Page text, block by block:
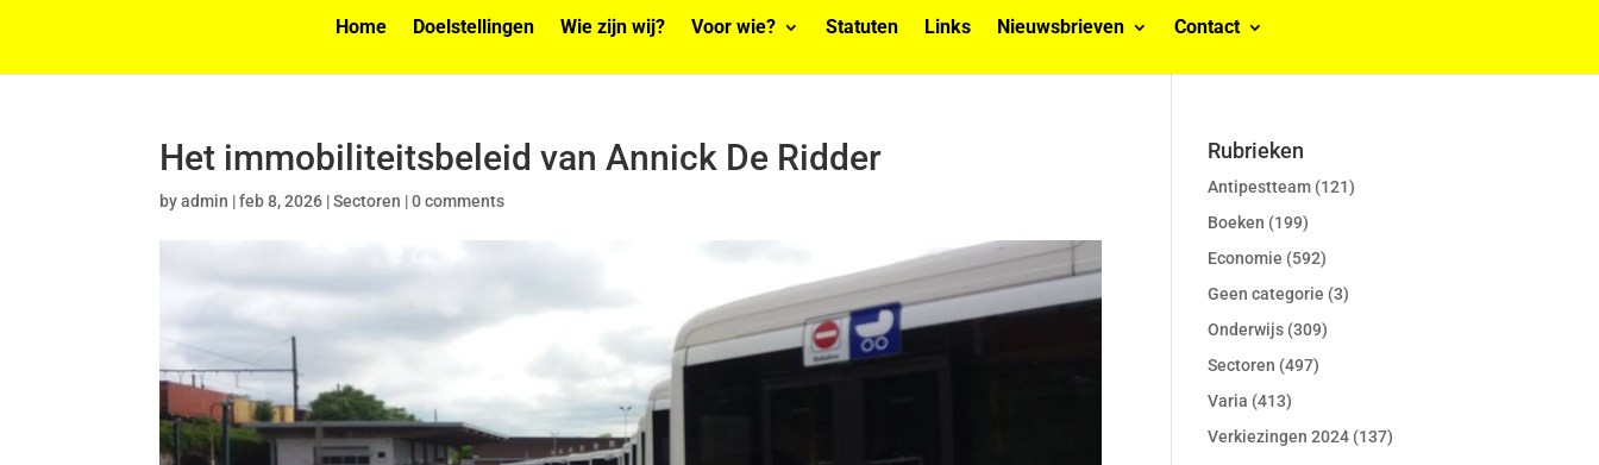
Home Doelstellingen Wie zijn wij? Voor wie? Statuten Links Nieuwsbrieven Contact
Het immobiliteitsbeleid van Annick De Ridder
byadmin |feb 8, 2026 |Sectoren |0 comments
Rubrieken
Antipestteam (121)
Boeken (199)
Economie (592)
Geen categorie (3)
Onderwijs (309)
Sectoren (497)
Varia (413)
Verkiezingen 2024 (137)